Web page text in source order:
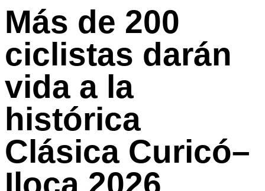
Más de 200
ciclistas darán
vida a la
histórica
Clásica Curicó–